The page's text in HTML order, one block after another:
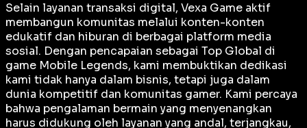
Selain layanan transaksi digital, Vexa Game aktif
membangun komunitas melalui konten-konten
edukatif dan hiburan di berbagai platform media
sosial. Dengan pencapaian sebagai Top Global di
game Mobile Legends, kami membuktikan dedikasi
kami tidak hanya dalam bisnis, tetapi juga dalam
dunia kompetitif dan komunitas gamer. Kami percaya
bahwa pengalaman bermain yang menyenangkan
harus didukung oleh layanan yang andal, terjangkau,